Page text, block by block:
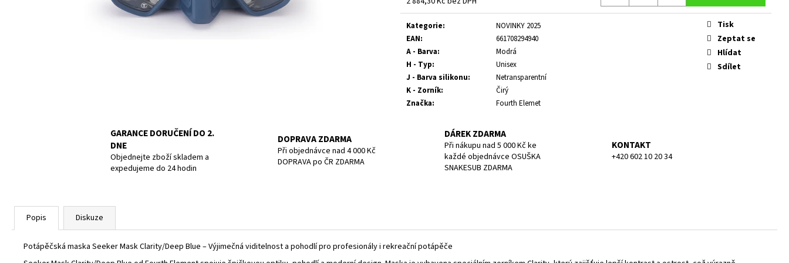
Měrná
cena:
Kategorie:
NOVINKY 2025
EAN:
661708294940
A - Barva:
Modrá
H - Typ:
Unisex
J - Barva silikonu:
Netransparentní
K - Zorník:
Čirý
Značka: Fourth Elemet
Tisk
Zeptat se
Hlídat
Sdílet
GARANCE DORUČENÍ DO 2.
DNE
Objednejte zboží skladem a
expedujeme do 24 hodin
DOPRAVA ZDARMA
Při objednávce nad 4 000 Kč
DOPRAVA po ČR ZDARMA
DÁREK ZDARMA
Při nákupu nad 5 000 Kč ke
každé objednávce OSUŠKA
SNAKESUB ZDARMA
KONTAKT
+420 602 10 20 34
Popis Diskuze
Potápěčská maska Seeker Mask Clarity/Deep Blue – Výjimečná viditelnost a pohodlí pro profesionály i rekreační potápěče
1 390 Kč